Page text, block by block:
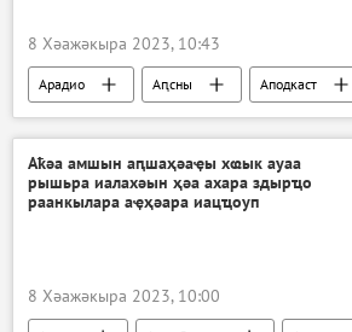
8 Хәажәкыра 2023, 10:43
Арадио Аԥсны
Аподкаст
Хра злоу ахҭысқәа
Аҟәа амшын аԥшаҳәаҿы хҩык ауаа
рышьра иалахәын ҳәа ахара здырҵо
раанкылара аҿҳәара иацҵоуп
8 Хәажәкыра 2023, 10:00